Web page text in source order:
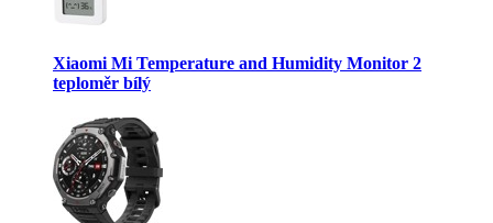
Xiaomi Mi Temperature and Humidity Monitor 2
teploměr bílý